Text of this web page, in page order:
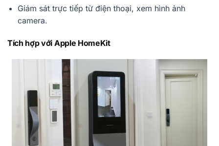
Giám sát trực tiếp từ điện thoại, xem hình ảnh
camera.
Tích hợp với Apple HomeKit